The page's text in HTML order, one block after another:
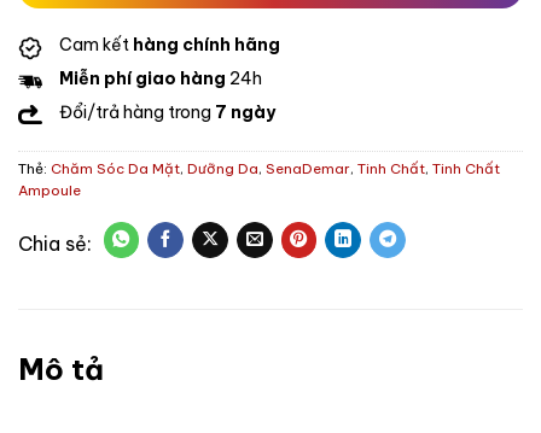
Cam kết hàng chính hãng
Miễn phí giao hàng 24h
Đổi/trả hàng trong 7 ngày
Thẻ: Chăm Sóc Da Mặt, Dưỡng Da, SenaDemar, Tinh Chất, Tinh Chất
Ampoule
Mô tả